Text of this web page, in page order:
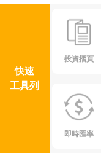
快速
工具列
投資摺頁
即時匯率